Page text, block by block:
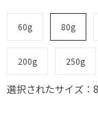
60g 80g
200g 250g
選択されたサイズ：